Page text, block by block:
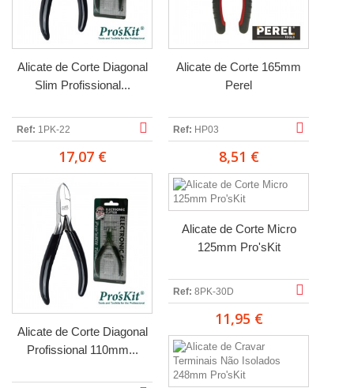
Alicate de Corte Diagonal
Slim Profissional...
Ref: 1PK-22
17,07 €
Alicate de Corte 165mm
Perel
Ref: HP03
8,51 €
Alicate de Corte Diagonal
Profissional 110mm...
Alicate de Corte Micro
125mm Pro'sKit
Ref: 8PK-30D
11,95 €